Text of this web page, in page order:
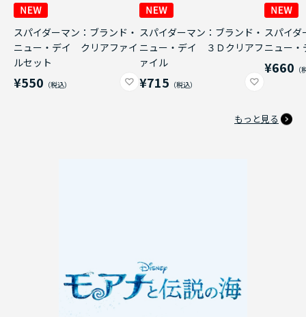
スパイダーマン：ブランド・
ニュー・デイ クリアファイ
ルセット
¥550
スパイダーマン：ブランド・
ニュー・デイ ３Ｄクリアフ
ァイル
¥715
スパイダ
ニュー
¥660
もっと見る